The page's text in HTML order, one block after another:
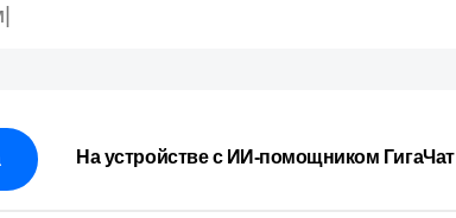
На устройстве с ИИ-помощником ГигаЧат